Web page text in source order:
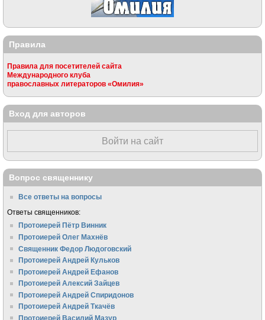
Правила
Правила для посетителей сайта
Международного клуба
православных литераторов «Омилия»
Вход для авторов
Войти на сайт
Вопрос священнику
Все ответы на вопросы
Ответы священников:
Протоиерей Пётр Винник
Протоиерей Олег Махнёв
Священник Федор Людоговский
Протоиерей Андрей Кульков
Протоиерей Андрей Ефанов
Протоиерей Алексий Зайцев
Протоиерей Андрей Спиридонов
Протоиерей Андрей Ткачёв
Протоиерей Василий Мазур